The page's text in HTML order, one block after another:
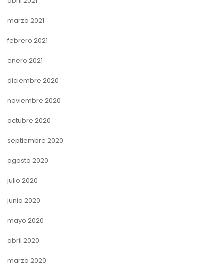
marzo 2021
febrero 2021
enero 2021
diciembre 2020
noviembre 2020
octubre 2020
septiembre 2020
agosto 2020
julio 2020
junio 2020
mayo 2020
abril 2020
marzo 2020